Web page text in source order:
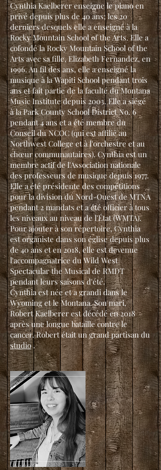
Cynthia Kaelberer enseigne le piano en
privé depuis plus de 40 ans; les 20
derniers desquels elle a enseigné à la
Rocky Mountain School of the Arts. Elle a
cofondé la Rocky Mountain School of the
Arts avec sa fille, Elizabeth Fernandez, en
1996. Au fil des ans, elle a enseigné la
musique à la Wapiti School pendant trois
ans et fait partie de la faculté du Montana
Music Institute depuis 2003. Elle a siégé
à la Park County School District No. 6
pendant 4 ans et a été membre du
Conseil du NCOC (qui est affilié au
Northwest College et à l'orchestre et au
chœur communautaires). Cynthia est un
membre actif de l'Association nationale
des professeurs de musique depuis 1977.
Elle a été présidente des compétitions
pour la division du Nord-Ouest de MTNA
pendant 2 mandats et a été officier à tous
les niveaux au niveau de l'État (WMTA).
Pour ajouter à son répertoire, Cynthia
est organiste dans son église depuis plus
de 40 ans et en 2018, elle est devenue
l'accompagnatrice du Wild West
Spectacular the Musical de RMDT
pendant leurs saisons d'été.
Cynthia est née et a grandi dans le
Wyoming et le Montana. Son mari,
Robert Kaelberer est décédé en 2018
après une longue bataille contre le
cancer. Robert était un grand partisan du
studio.